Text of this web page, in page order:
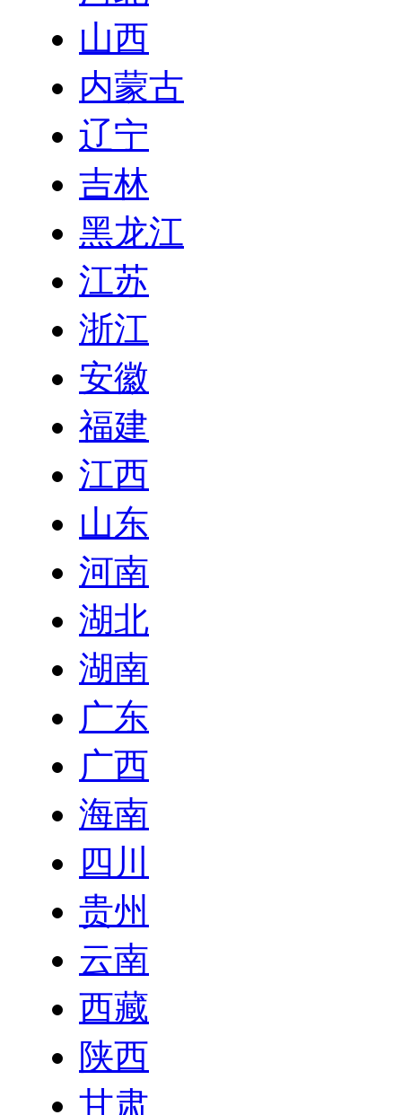
山西
内蒙古
辽宁
吉林
黑龙江
江苏
浙江
安徽
福建
江西
山东
河南
湖北
湖南
广东
广西
海南
四川
贵州
云南
西藏
陕西
甘肃